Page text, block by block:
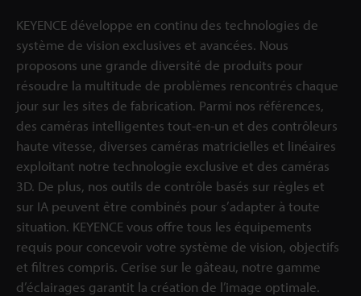
KEYENCE développe en continu des technologies de
système de vision exclusives et avancées. Nous
proposons une grande diversité de produits pour
résoudre la multitude de problèmes rencontrés chaque
jour sur les sites de fabrication. Parmi nos références,
des caméras intelligentes tout-en-un et des contrôleurs
haute vitesse, diverses caméras matricielles et linéaires
exploitant notre technologie exclusive et des caméras
3D. De plus, nos outils de contrôle basés sur règles et
sur IA peuvent être combinés pour s’adapter à toute
situation. KEYENCE vous offre tous les équipements
requis pour concevoir votre système de vision, objectifs
et filtres compris. Cerise sur le gâteau, notre gamme
d’éclairages garantit la création de l’image optimale.